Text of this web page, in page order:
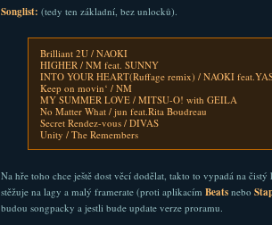
Songlist: (tedy ten základní, bez unlocků).
Brilliant 2U / NAOKI
HIGHER / NM feat. SUNNY
INTO YOUR HEART(Ruffage remix) / NAOKI
Keep on movin‘ / NM
MY SUMMER LOVE / MITSU-O! with GEILA
No Matter What / jun feat.Rita Boudreau
Secret Rendez-vous / DIVAS
Unity / The Remembers
Na hře toho chce ještě dost věcí dodělat, takto to vypadá na
stěžuje na lagy a malý framerate (proti aplikacím Beatsnebo
budou songpacky a jestli bude update verze proramu.